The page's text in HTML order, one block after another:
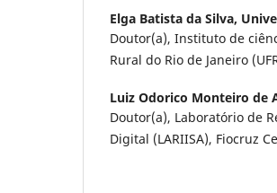
Elga Batista da Silva,
Doutor(a), Instituto de
Rural do Rio de Janeiro
Luiz Odorico Monteiro de
Doutor(a), Laboratório de
Digital (LARIISA), Fiocruz